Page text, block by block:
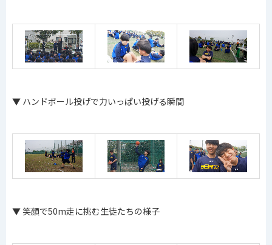
▼ ハンドボール投げで力いっぱい投げる瞬間
▼ 笑顔で50m走に挑む生徒たちの様子